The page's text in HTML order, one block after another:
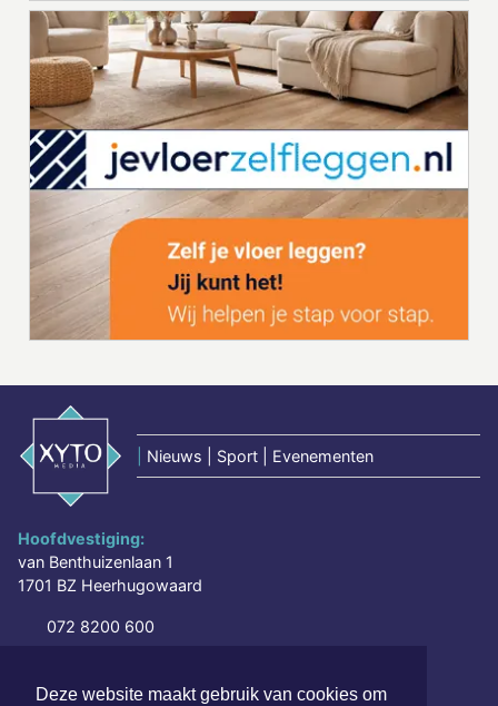
Deze website maakt gebruik van cookies om
Nieuws | Sport | Evenementen
Hoofdvestiging:
van Benthuizenlaan 1
1701 BZ Heerhugowaard
072 8200 600